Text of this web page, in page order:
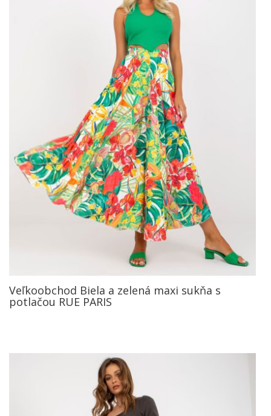
Veľkoobchod Biela a zelená maxi sukňa s
potlačou RUE PARIS